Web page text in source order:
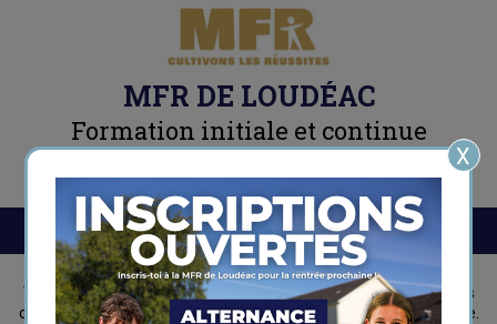
X
MFR DE LOUDÉAC
Formation initiale et continue
Espace Parents/Elèves
Menu
Contact
Vous souhaitez une information précise, n'hésitez pas à nous
contacter via ce formulaire, nous vous répondrons au plus vite.